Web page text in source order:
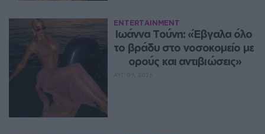
ENTERTAINMENT
Ιωάννα Τούνη: «Έβγαλα όλο
το βράδυ στο νοσοκομείο με
ορούς και αντιβιώσεις»